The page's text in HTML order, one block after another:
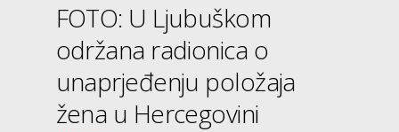
FOTO: U Ljubuškom
održana radionica o
unaprjeđenju položaja
žena u Hercegovini